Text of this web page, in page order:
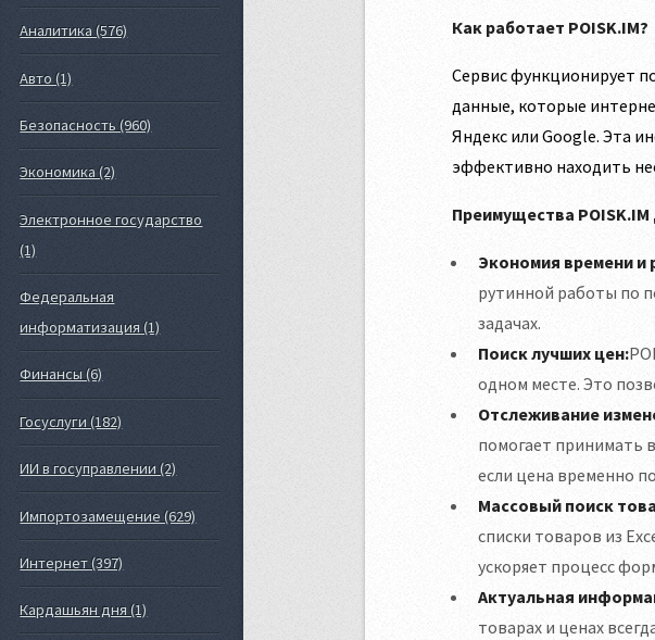
Аналитика (576)
Авто (1)
Безопасность (960)
Экономика (2)
Электронное государство
(1)
Федеральная
информатизация (1)
Финансы (6)
Госуслуги (182)
ИИ в госуправлении (2)
Импортозамещение (629)
Интернет (397)
Кардашьян дня (1)
Как работает POISK.IM?
Сервис функционирует
данные, которые
Яндекс или Google. Эта
эффективно находить
Преимущества POISK.IM
Экономия времени и
рутинной работы по
задачах.
Поиск лучших цен:
одном месте. Это
Отслеживание
помогает принимать
если цена временно
Массовый поиск
списки товаров из
ускоряет процесс
Актуальная
товарах и ценах